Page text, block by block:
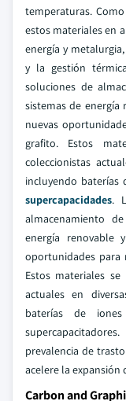
temperaturas.
estos materiales en
energía y
y la gestión
soluciones de
sistemas de energía
nuevas
grafito. Estos
coleccionistas
incluyendo baterías
supercapacidades.
almacenamiento
energía renovable
oportunidades
Estos materiales
actuales en
baterías de
prevalencia de
acelere la expansión
Carbon and